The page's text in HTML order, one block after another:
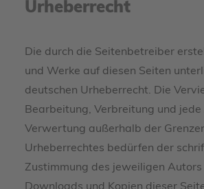
Urheberrecht
Die durch die Seitenbetreiber
und Werke auf diesen Seiten
deutschen Urheberrecht. Die
Bearbeitung, Verbreitung und
Verwertung außerhalb der
Urheberrechtes bedürfen der
Zustimmung des jeweiligen Autors